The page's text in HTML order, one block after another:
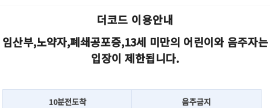
더코드 이용안내
임산부,노약자,폐쇄공포증,13세 미만의 어린이와 음주자는
입장이 제한됩니다.
10분전도착 음주금지